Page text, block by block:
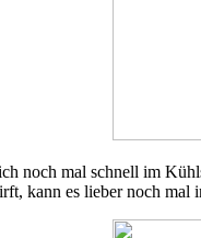
noch mal schnell im
kann es lieber noch mal